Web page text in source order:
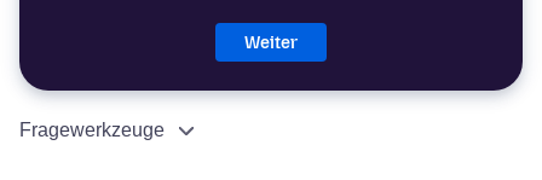
Weiter
Fragewerkzeuge